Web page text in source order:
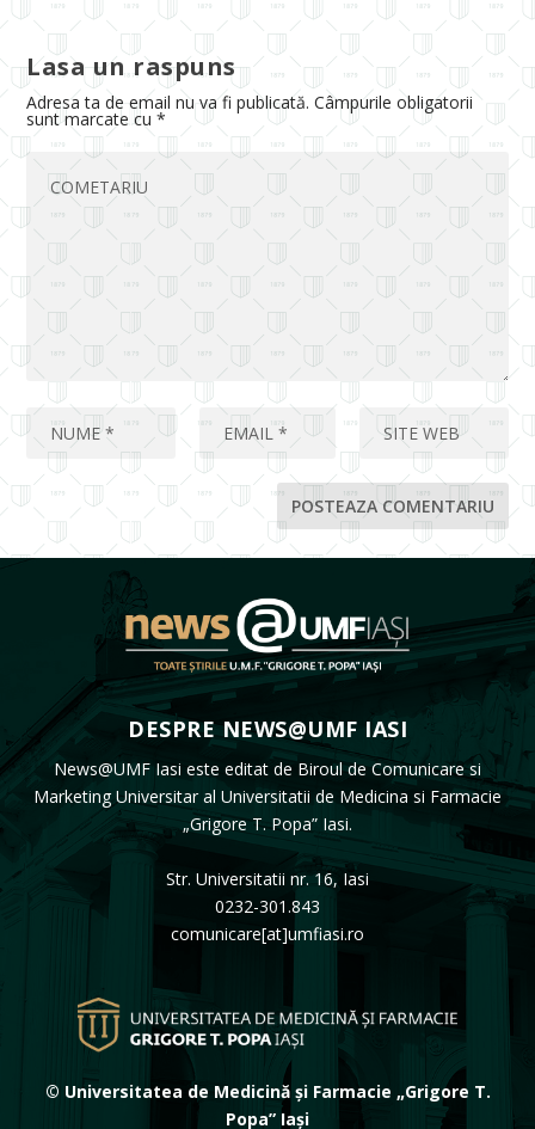
Lasa un raspuns
Adresa ta de email nu va fi publicată. Câmpurile obligatorii
sunt marcate cu*
DESPRE NEWS@UMF IASI
News@UMF Iasi este editat de Biroul de Comunicare si
Marketing Universitar al Universitatii de Medicina si Farmacie
„Grigore T. Popa” Iasi.
Str. Universitatii nr. 16, Iasi
0232-301.843
comunicare[at]umfiasi.ro
© Universitatea de Medicină și Farmacie „Grigore T.
Popa” Iași